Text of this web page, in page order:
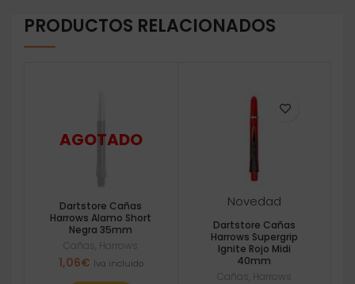
PRODUCTOS RELACIONADOS
Dartstore Cañas
Harrows Alamo Short
Negra 35mm
Cañas Harrows
1,06€ Iva incluido
Novedad
Dartstore Cañas
Harrows Supergrip
Ignite Rojo Midi
40mm
Cañas Harrows